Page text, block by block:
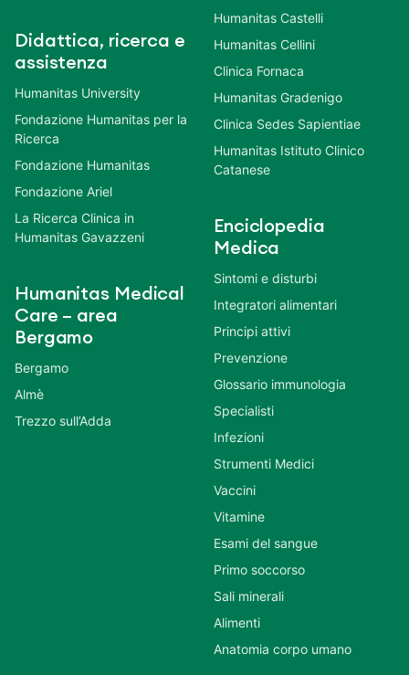
Didattica, ricerca e
assistenza
Humanitas University
Fondazione Humanitas per la
Ricerca
Fondazione Humanitas
Fondazione Ariel
La Ricerca Clinica in
Humanitas Gavazzeni
Humanitas Medical
Care – area
Bergamo
Bergamo
Almè
Trezzo sull’Adda
Humanitas Castelli
Humanitas Cellini
Clinica Fornaca
Humanitas Gradenigo
Clinica Sedes Sapientiae
Humanitas Istituto Clinico
Catanese
Enciclopedia
Medica
Sintomi e disturbi
Integratori alimentari
Principi attivi
Prevenzione
Glossario immunologia
Specialisti
Infezioni
Strumenti Medici
Vaccini
Vitamine
Esami del sangue
Primo soccorso
Sali minerali
Alimenti
Anatomia corpo umano